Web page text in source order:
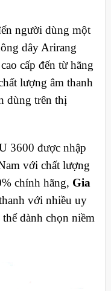
người dùng một
dây Arirang
cấp đến từ hãng
lượng âm thanh
dùng trên thị
3600 được nhập
với chất lượng
chính hãng, Gia
với nhiều uy
dành chọn niềm